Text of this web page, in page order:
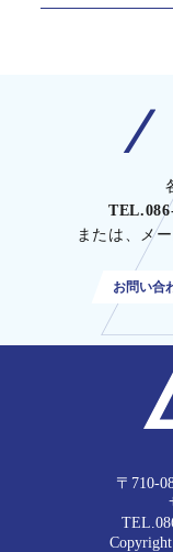
または、メ
お問い合
〒710-